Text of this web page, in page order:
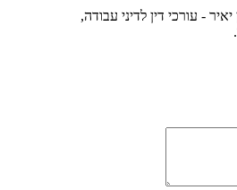
- עורכי דין לדיני עבודה,